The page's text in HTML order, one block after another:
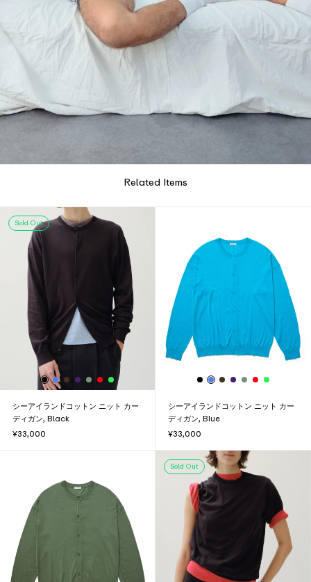
Related Items
Sold Out
シーアイランドコットン ニット カー
ディガン, Black
¥33,000
シーアイランドコットン ニット カー
ディガン, Blue
¥33,000
Sold Out